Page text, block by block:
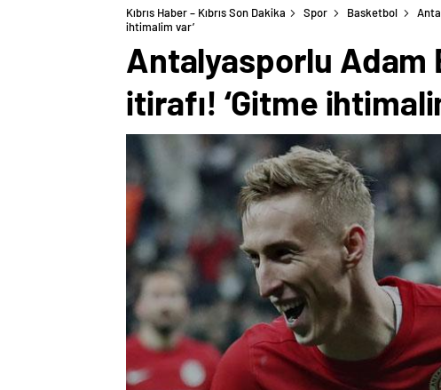
Kıbrıs Haber – Kıbrıs Son Dakika Spor Basketbol
ihtimalim var’
Antalyasporlu Adam
itirafı! ‘Gitme